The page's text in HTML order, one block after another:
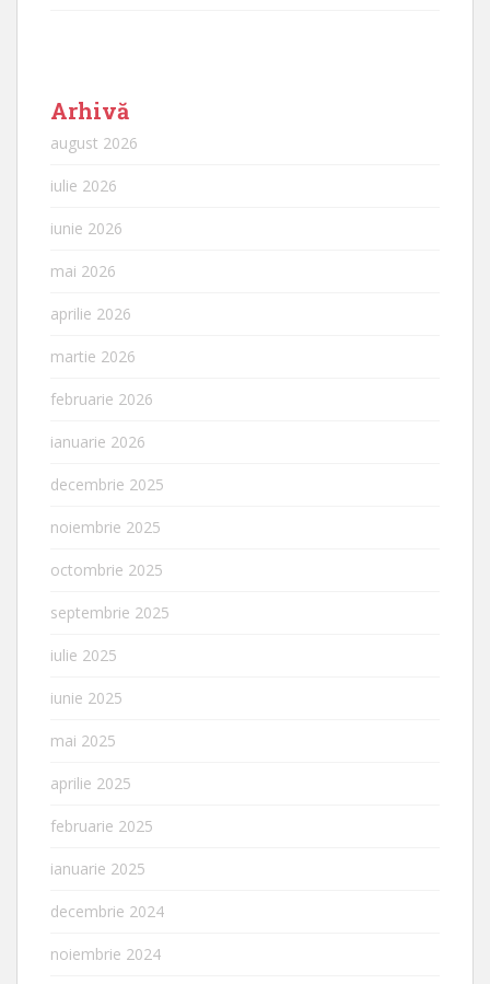
Arhivă
august 2026
iulie 2026
iunie 2026
mai 2026
aprilie 2026
martie 2026
februarie 2026
ianuarie 2026
decembrie 2025
noiembrie 2025
octombrie 2025
septembrie 2025
iulie 2025
iunie 2025
mai 2025
aprilie 2025
februarie 2025
ianuarie 2025
decembrie 2024
noiembrie 2024